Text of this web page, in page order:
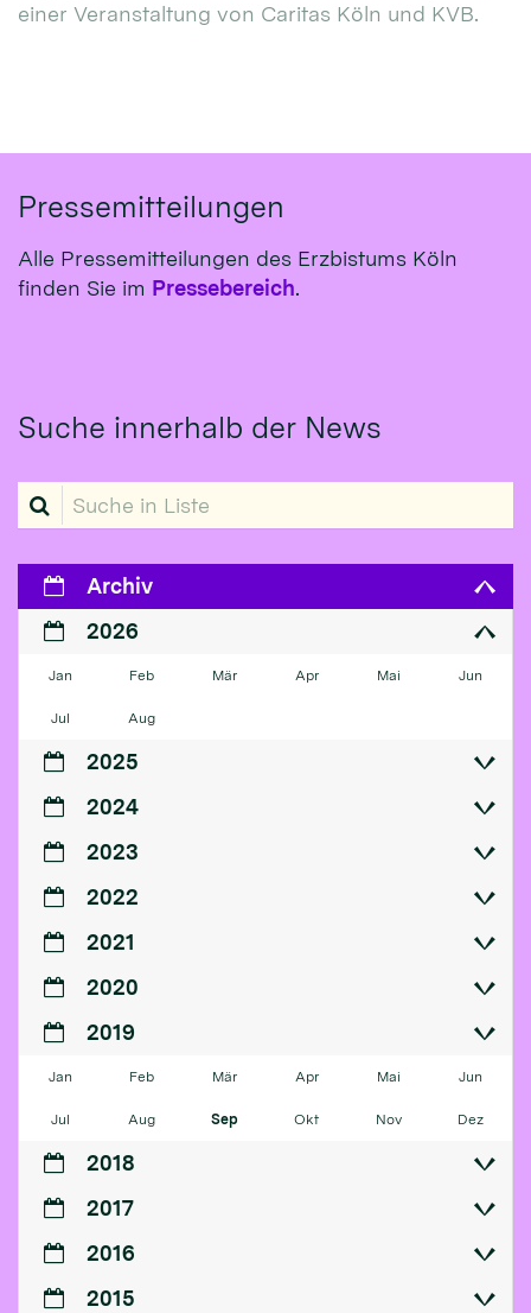
einer Veranstaltung von Caritas Köln und KVB.
Pressemitteilungen
Alle Pressemitteilungen des Erzbistums Köln
finden Sie im Pressebereich.
Suche innerhalb der News
Suche in Liste
Archiv
2026
Jan Feb Mär Apr Mai Jun
Jul Aug
2025
2024
2023
2022
2021
2020
2019
Jan Feb Mär Apr Mai Jun
Jul Aug Sep Okt Nov Dez
2018
2017
2016
2015